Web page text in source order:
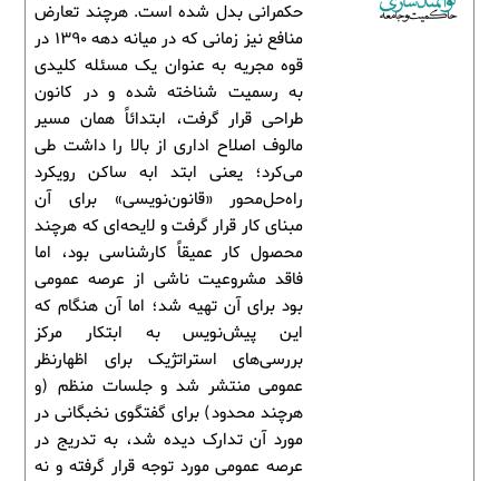
حکمرانی بدل شده است. هرچند تعارض
منافع نیز زمانی که در میانه دهه 1390 در
قوه مجریه به عنوان یک مسئله کلیدی
به رسمیت شناخته شده و در کانون
طراحی قرار گرفت، ابتدائاً همان مسیر
مالوف اصلاح اداری از بالا را داشت طی
می‌کرد؛ یعنی ابتد ابه ساکن رویکرد
راه‌حل‌محور «قانون‌نویسی» برای آن
مبنای کار قرار گرفت و لایحه‌ای که هرچند
محصول کار عمیقاً کارشناسی بود، اما
فاقد مشروعیت ناشی از عرصه عمومی
بود برای آن تهیه شد؛ اما آن هنگام که
این پیش‌نویس به ابتکار مرکز
بررسی‌های استراتژیک برای اظهارنظر
عمومی منتشر شد و جلسات منظم (و
هرچند محدود) برای گفتگوی نخبگانی در
مورد آن تدارک دیده شد، به تدریج در
عرصه عمومی مورد توجه قرار گرفته و نه